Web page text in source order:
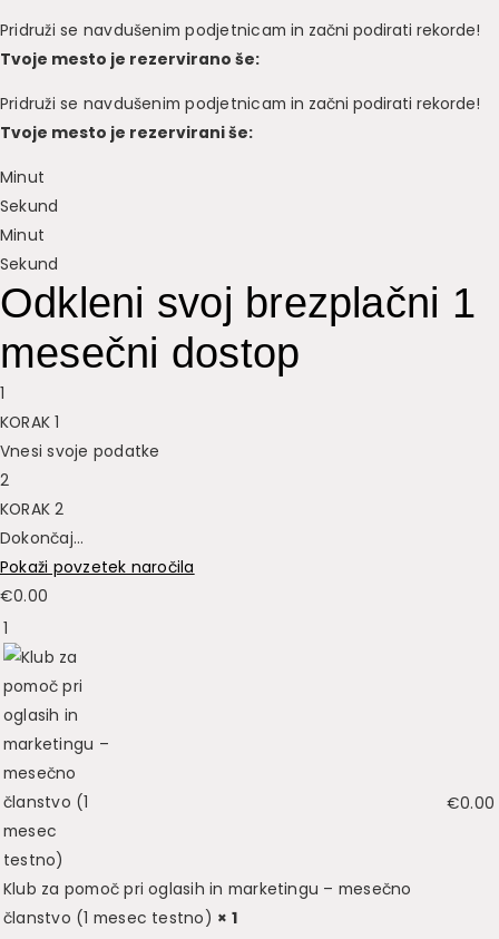
Pridruži se navdušenim podjetnicamin začni podirati rekorde!
Tvoje mesto je rezervirano še:
Pridruži se navdušenim podjetnicamin začni podirati rekorde!
Tvoje mesto je rezervirani še:
Minut
Sekund
Minut
Sekund
Odkleni svoj brezplačni 1
mesečni dostop
1
KORAK 1
Vnesi svoje podatke
2
KORAK 2
Dokončaj...
Pokaži povzetek naročila
€0.00
1
Klub za pomoč pri oglasih in marketingu – mesečno
članstvo (1 mesec testno) × 1
€0.00